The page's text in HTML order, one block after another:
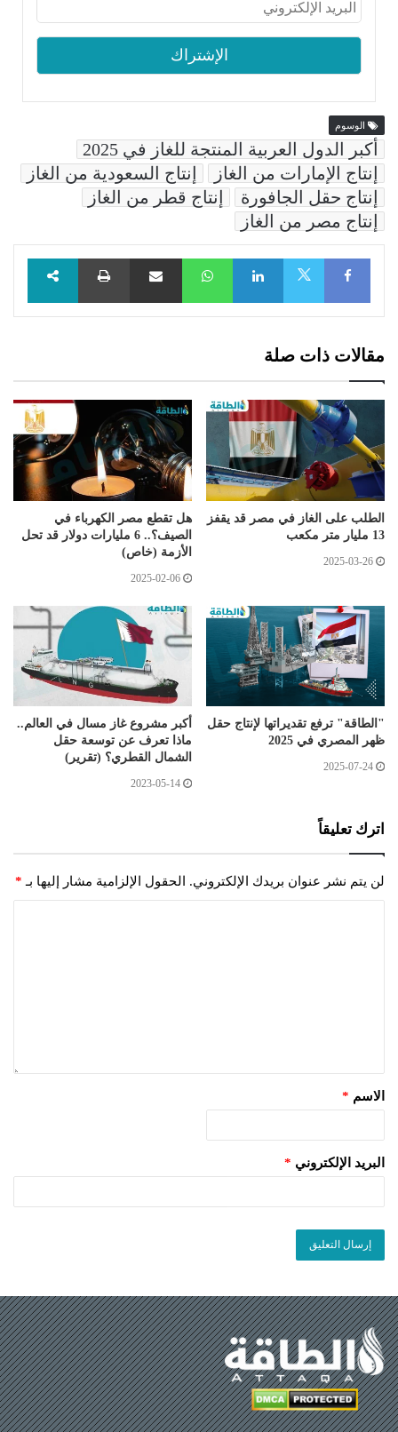
الوسوم
أكبر الدول العربية المنتجة للغاز في 2025
إنتاج الإمارات من الغاز
إنتاج السعودية من الغاز
إنتاج حقل الجافورة
إنتاج قطر من الغاز
إنتاج مصر من الغاز
Facebook
LinkedIn
WhatsAppمشاركة عبر البريد طباعة
مقالات ذات صلة
الطلب على الغاز في مصر قد يقفز
13 مليار متر مكعب
2025-03-26
هل تقطع مصر الكهرباء في
الصيف؟.. 6 مليارات دولار قد تحل
الأزمة (خاص)
2025-02-06
"الطاقة" ترفع تقديراتها لإنتاج حقل
ظهر المصري في 2025
2025-07-24
أكبر مشروع غاز مسال في العالم..
ماذا تعرف عن توسعة حقل
الشمال القطري؟ (تقرير)
2023-05-14
اترك تعليقاً
لن يتم نشر عنوان بريدك الإلكتروني. الحقول الإلزامية مشار إليها بـ *
الاسم *
البريد الإلكتروني *